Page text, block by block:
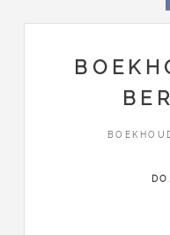
Algemeen